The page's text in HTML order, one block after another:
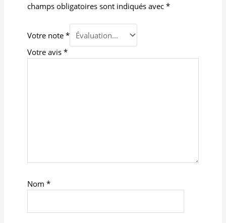
champs obligatoires sont indiqués avec *
Votre note *
Votre avis *
Nom *